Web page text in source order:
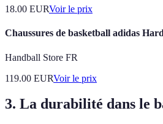
18.00 EURVoir le prix
Chaussures de basketball adidas
Handball Store FR
119.00 EURVoir le prix
3. La durabilité dans le